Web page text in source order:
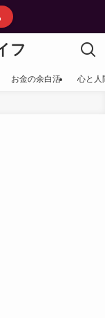
フ
お金の余白活 心と人